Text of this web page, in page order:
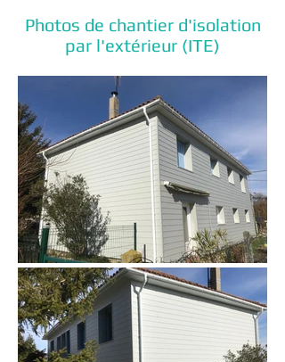
Photos de chantier d'isolation
par l'extérieur (ITE)